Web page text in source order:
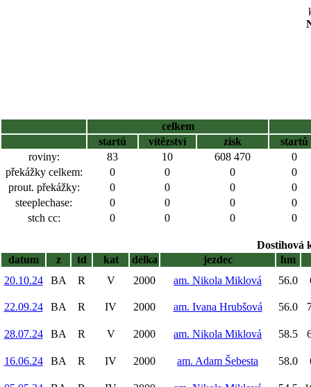
celkem
startů
vítězství zisk
startů
roviny:
83 10 608 470
0
překážky celkem:
0 0 0
0
prout. překážky:
0 0 0
0
steeplechase:
0 0 0
0
stch cc:
0 0 0 0
Dostihová
datum
z td kat délka jezdec hm
20.10.24
BA R V 2000 am. Nikola Miklová 56.0
22.09.24 BA R IV 2000 am. Ivana Hrubšová 56.0
28.07.24 BA R V 2000 am. Nikola Miklová 58.5
16.06.24 BA R IV 2000 am. Adam Šebesta 58.0